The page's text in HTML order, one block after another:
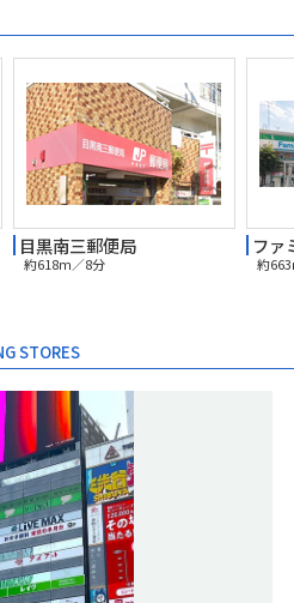
目黒南三郵便局
約618m／8分 約
STORES